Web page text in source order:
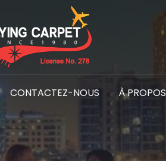
CONTACTEZ-NOUS À PROPOS